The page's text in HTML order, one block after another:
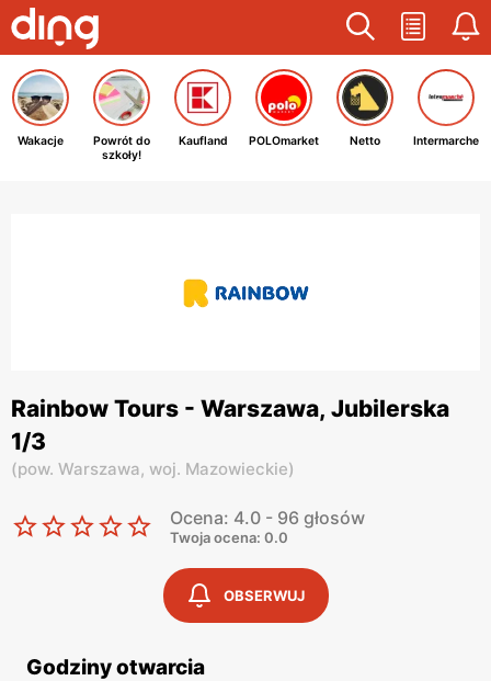
Wakacje
Powrót do
szkoły!
Kaufland POLOmarket Netto Intermarche
Rainbow Tours - Warszawa, Jubilerska
1/3
(pow. Warszawa, woj. Mazowieckie)
Ocena: 4.0 - 96 głosów
Twoja ocena: 0.0
OBSERWUJ
Godziny otwarcia